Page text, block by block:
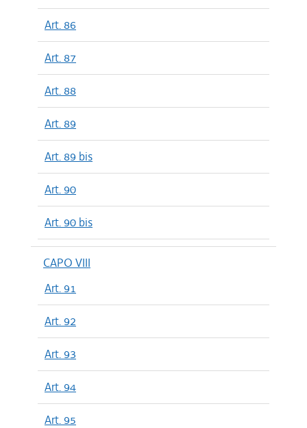
Art. 86
Art. 87
Art. 88
Art. 89
Art. 89 bis
Art. 90
Art. 90 bis
CAPO VIII
Art. 91
Art. 92
Art. 93
Art. 94
Art. 95